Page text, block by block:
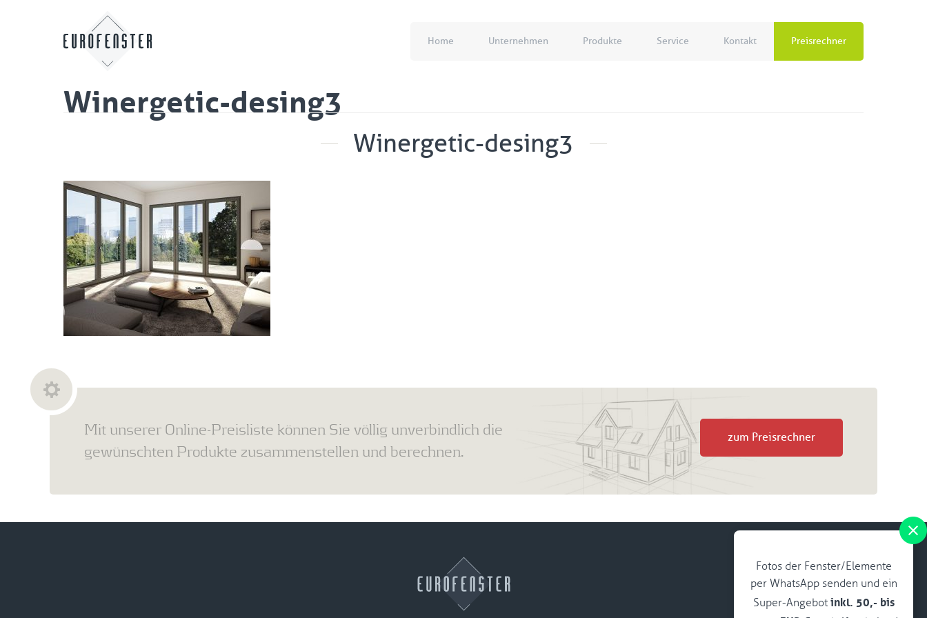
Home Unternehmen Produkte Service Kontakt Preisrechner
Winergetic-desing3
Winergetic-desing3
Fotos der Fenster/Elemente
per WhatsApp senden und ein
Super-Angebot inkl. 50,- bis
Mit unserer Online-Preisliste können Sie völlig unverbindlich die
gewünschten Produkte zusammenstellen und berechnen.
zum Preisrechner